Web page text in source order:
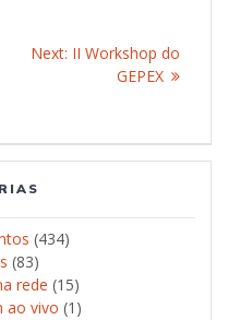
Next: Next
II Workshop do
GEPEX
(434)
(83)
rede (15)
ao vivo (1)